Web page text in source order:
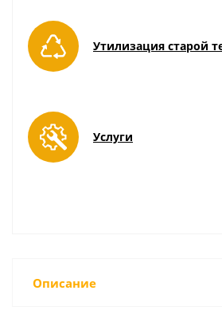
Утилизация старой
Услуги
Описание